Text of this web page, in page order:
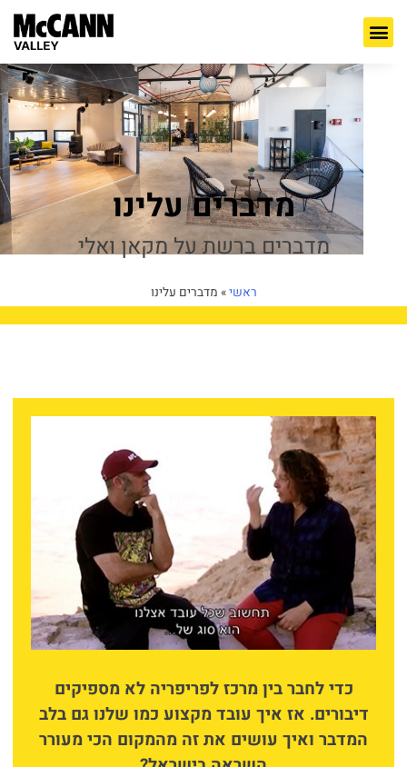
מדברים עלינו
מדברים ברשת על מקאן ואלי
ראשי» מדברים עלינו
כדי לחבר בין מרכז לפריפריה לא מספיקים
דיבורים. אז איך עובד מקצוע כמו שלנו גם בלב
המדבר ואיך עושים את זה מהמקום הכי מעורר